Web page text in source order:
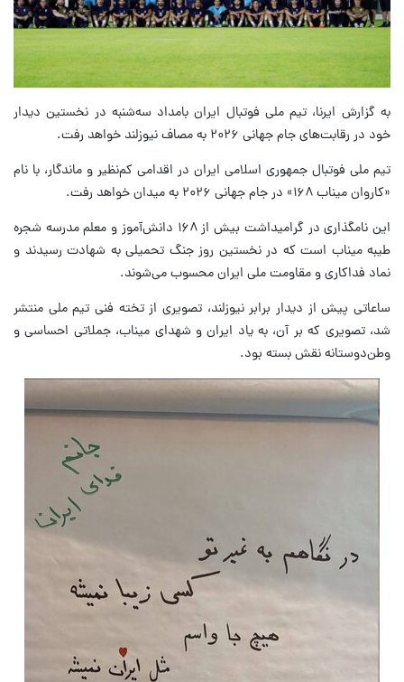
به گزارش ایرنا، تیم ملی فوتبال ایران بامداد سه‌شنبه در نخستین دیدار
خود در رقابت‌های جام جهانی ۲۰۲۶ به مصاف نیوزلند خواهد رفت.
تیم ملی فوتبال جمهوری اسلامی ایران در اقدامی کم‌نظیر و ماندگار، با نام
«کاروان میناب ۱۶۸» در جام جهانی ۲۰۲۶ به میدان خواهد رفت.
این نامگذاری در گرامیداشت بیش از ۱۶۸ دانش‌آموز و معلم مدرسه شجره
طیبه میناب است که در نخستین روز جنگ تحمیلی به شهادت رسیدند و
نماد فداکاری و مقاومت ملی ایران محسوب می‌شوند.
ساعاتی پیش از دیدار برابر نیوزلند، تصویری از تخته فنی تیم ملی منتشر
شد، تصویری که بر آن، به یاد ایران و شهدای میناب، جملاتی احساسی و
وطن‌دوستانه نقش بسته بود.